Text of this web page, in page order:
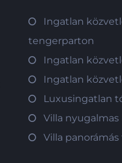
Ingatlan
tengerparton
Ingatlan
Ingatlan
Luxusingatlan
Villa nyugalmas
Villa panorámás